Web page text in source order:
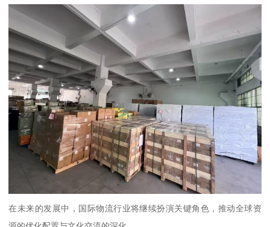
在未来的发展中，国际物流行业将继续扮演关键角色，推动全球资